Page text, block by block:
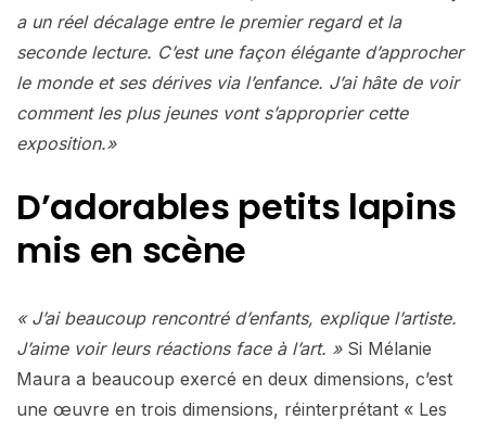
a un réel décalage entre le premier regard et la
seconde lecture. C’est une façon élégante d’approcher
le monde et ses dérives via l’enfance. J’ai hâte de voir
comment les plus jeunes vont s’approprier cette
exposition.»
D’adorables petits lapins
mis en scène
« J’ai beaucoup rencontré d’enfants, explique l’artiste.
J’aime voir leurs réactions face à l’art. »Si Mélanie
Maura a beaucoup exercé en deux dimensions, c’est
une œuvre en trois dimensions, réinterprétant « Les